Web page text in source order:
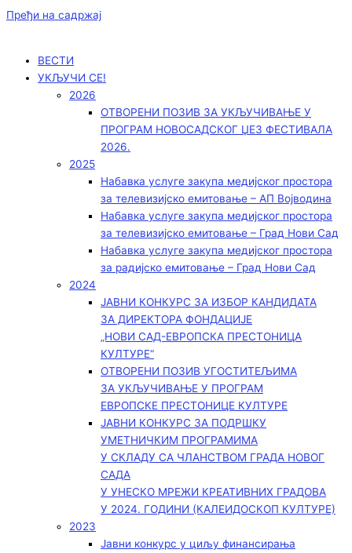
Пређи на садржај
ВЕСТИ
УКЉУЧИ СЕ!
2026
ОТВОРЕНИ ПОЗИВ ЗА УКЉУЧИВАЊЕ У
ПРОГРАМ НОВОСАДСКОГ ЏЕЗ ФЕСТИВАЛА
2026.
2025
Набавка услуге закупа медијског простора
за телевизијско емитовање – АП Војводинa
Набавка услуге закупа медијског простора
за телевизијско емитовање – Град Нови Сад
Набавка услуге закупа медијског простора
за радијско емитовање – Град Нови Сад
2024
ЈАВНИ КОНКУРС ЗА ИЗБОР КАНДИДАТА
ЗА ДИРЕКТОРА ФОНДАЦИЈЕ
„НОВИ САД-ЕВРОПСКА ПРЕСТОНИЦА
КУЛТУРЕ“
ОТВОРЕНИ ПОЗИВ УГОСТИТЕЉИМА
ЗА УКЉУЧИВАЊЕ У ПРОГРАМ
ЕВРОПСКЕ ПРЕСТОНИЦЕ КУЛТУРЕ
ЈАВНИ КОНКУРС ЗА ПОДРШКУ
УМЕТНИЧКИМ ПРОГРАМИМА
У СКЛАДУ СА ЧЛАНСТВОМ ГРАДА НОВОГ
САДА
У УНЕСКО МРЕЖИ КРЕАТИВНИХ ГРАДОВА
У 2024. ГОДИНИ (КАЛЕИДОСКОП КУЛТУРЕ)
2023
Јавни конкурс у циљу финансирања